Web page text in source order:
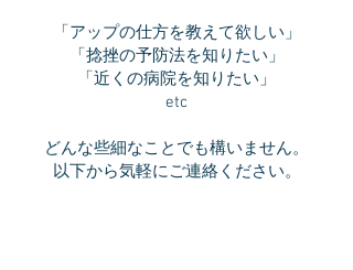
「アップの仕方を教えて欲しい」
「捻挫の予防法を知りたい」
「近くの病院を知りたい」
etc
どんな些細なことでも構いません。
​以下から気軽にご連絡ください。